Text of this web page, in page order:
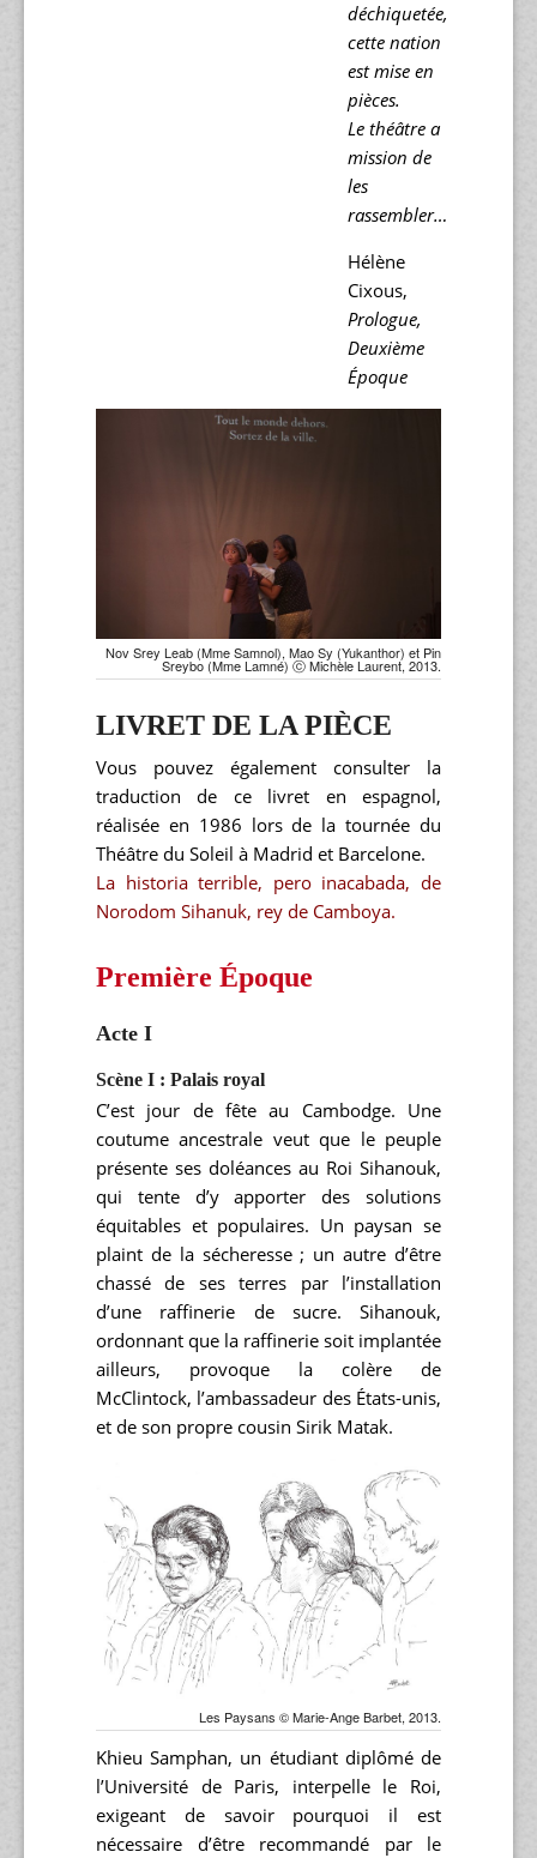
déchiquetée,
cette nation
est mise en
pièces.
Le théâtre a
mission de
les
rassembler…
Hélène
Cixous,
Prologue,
Deuxième
Époque
Nov Srey Leab (Mme Samnol), Mao Sy (Yukanthor) et Pin
Sreybo (Mme Lamné) ⓒ Michèle Laurent, 2013.
LIVRET DE LA PIÈCE
Vous pouvez également consulter la
traduction de ce livret en espagnol,
réalisée en 1986 lors de la tournée du
Théâtre du Soleil à Madrid et Barcelone.
La historia terrible, pero inacabada, de
Norodom Sihanuk, rey de Camboya.
Première Époque
Acte I
Scène I : Palais royal
C’est jour de fête au Cambodge. Une
coutume ancestrale veut que le peuple
présente ses doléances au Roi Sihanouk,
qui tente d’y apporter des solutions
équitables et populaires. Un paysan se
plaint de la sécheresse ; un autre d’être
chassé de ses terres par l’installation
d’une raffinerie de sucre. Sihanouk,
ordonnant que la raffinerie soit implantée
ailleurs, provoque la colère de
McClintock, l’ambassadeur des États-unis,
et de son propre cousin Sirik Matak.
Les Paysans © Marie-Ange Barbet, 2013.
Khieu Samphan, un étudiant diplômé de
l’Université de Paris, interpelle le Roi,
exigeant de savoir pourquoi il est
nécessaire d’être recommandé par le